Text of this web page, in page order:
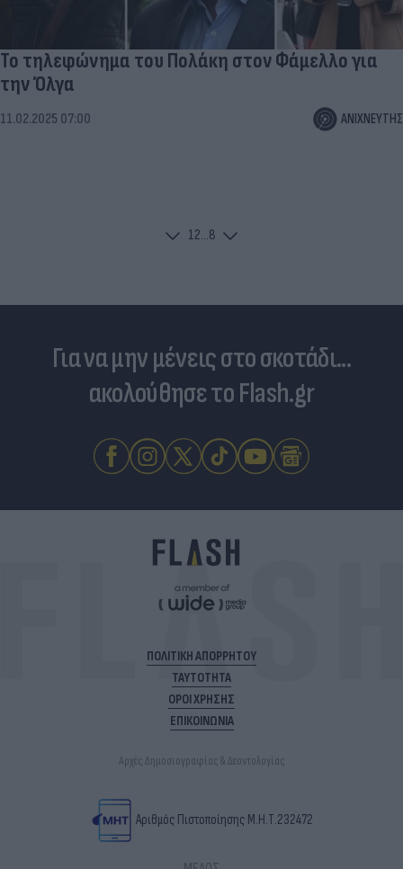
Το τηλεφώνημα του Πολάκη στον Φάμελλο για
την Όλγα
11.02.2025 07:00 ΑΝΙΧΝΕΥΤΗΣ
12...8
Για να μην μένεις στο σκοτάδι...
ακολούθησε το Flash.gr
ΠΟΛΙΤΙΚΗ ΑΠΟΡΡΗΤΟΥ
ΤΑΥΤΟΤΗΤΑ
ΟΡΟΙ ΧΡΗΣΗΣ
ΕΠΙΚΟΙΝΩΝΙΑ
Αρχές Δημοσιογραφίας & Δεοντολογίας
Αριθμός Πιστοποίησης Μ.Η.Τ.232472